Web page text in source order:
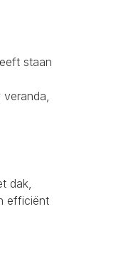
staan
dak,
efficiënt